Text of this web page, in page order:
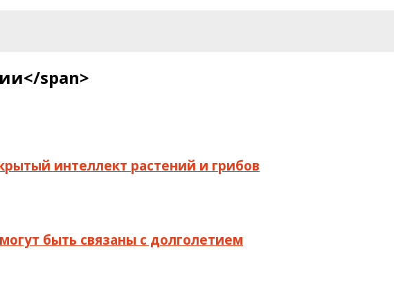
span>
интеллект растений и грибов
быть связаны с долголетием